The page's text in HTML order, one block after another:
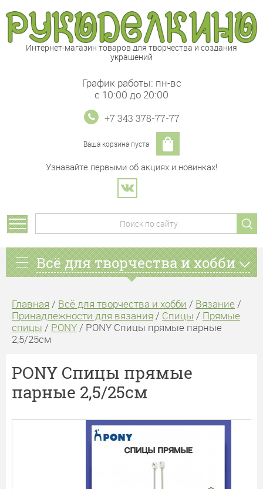
Интернет-магазин товаров для творчества и создания
украшений
Узнавайте первыми об акциях и новинках!
График работы: пн-вс
с 10:00 до 20:00
+7 343 378-77-77
Ваша корзина пуста
Всё для творчества и хобби
Главная / Всё для творчества и хобби / Вязание /
Принадлежности для вязания / Спицы / Прямые
спицы / PONY / PONY Спицы прямые парные
2,5/25см
PONY Спицы прямые
парные 2,5/25см